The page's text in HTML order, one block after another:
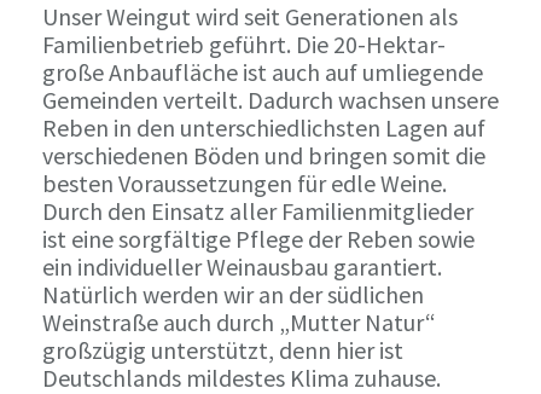
Unser Weingut wird seit Generationen als
Familienbetrieb geführt. Die 20-Hektar-
große Anbaufläche ist auch auf umliegende
Gemeinden verteilt. Dadurch wachsen unsere
Reben in den unterschiedlichsten Lagen auf
verschiedenen Böden und bringen somit die
besten Voraussetzungen für edle Weine.
Durch den Einsatz aller Familienmitglieder
ist eine sorgfältige Pflege der Reben sowie
ein individueller Weinausbau garantiert.
Natürlich werden wir an der südlichen
Weinstraße auch durch „Mutter Natur“
großzügig unterstützt, denn hier ist
Deutschlands mildestes Klima zuhause.